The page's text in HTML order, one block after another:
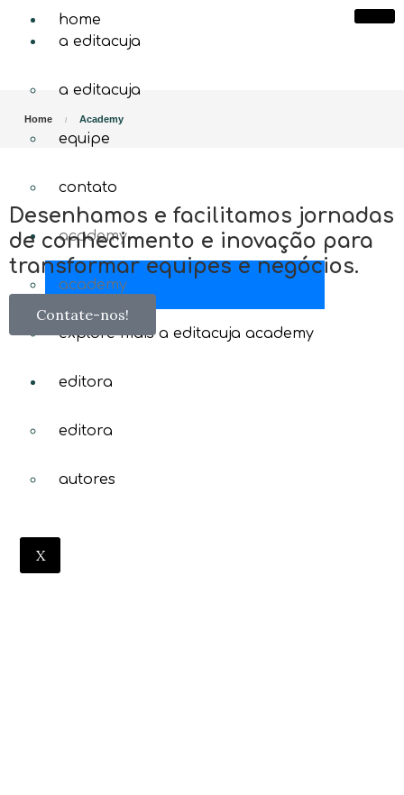
home
a editacuja
a editacuja
equipe
contato
academy
academy
explore mais a editacuja academy
editora
editora
autores
X
Home Academy
Desenhamos e facilitamos jornadas
de conhecimento e inovação para
transformar equipes e negócios.
Contate-nos!